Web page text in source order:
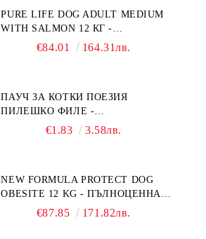
PURE LIFE DOG ADULT MEDIUM
WITH SALMON 12 КГ -
ПЪЛНОЦЕННА ХРАНА ЗА
БЕЗ ЗЪРНО, БЕЗ ГЛУТЕН.
ПРОИЗВЕДЕНА ВЪВ ФРАНЦИЯ.
€84.01 164.31лв.
ПАУЧ ЗА КОТКИ ПОЕЗИЯ
ПИЛЕШКО ФИЛЕ -
ПРОМОКОМПЛЕКТ 3 БР.
€1.83 3.58лв.
NEW FORMULA PROTECT DOG
OBESITE 12 KG - ПЪЛНОЦЕННА
ДИЕТИЧНА ХРАНА ЗА КУЧЕТА
€87.85 171.82лв.